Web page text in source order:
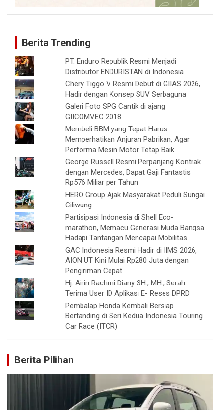
Berita Trending
PT. Enduro Republik Resmi Menjadi
Distributor ENDURISTAN di Indonesia
Chery Tiggo V Resmi Debut di GIIAS 2026,
Hadir dengan Konsep SUV Serbaguna
Galeri Foto SPG Cantik di ajang
GIICOMVEC 2018
Membeli BBM yang Tepat Harus
Memperhatikan Anjuran Pabrikan, Agar
Performa Mesin Motor Tetap Baik
George Russell Resmi Perpanjang Kontrak
dengan Mercedes, Dapat Gaji Fantastis
Rp576 Miliar per Tahun
HERO Group Ajak Masyarakat Peduli Sungai
Ciliwung
Partisipasi Indonesia di Shell Eco-
marathon, Memacu Generasi Muda Bangsa
Hadapi Tantangan Mencapai Mobilitas
GAC Indonesia Resmi Hadir di IIMS 2026,
AION UT Kini Mulai Rp280 Juta dengan
Pengiriman Cepat
Hj. Airin Rachmi Diany SH., MH., Serah
Terima User ID Aplikasi E- Reses DPRD
Pembalap Honda Kembali Bersiap
Bertanding di Seri Kedua Indonesia Touring
Car Race (ITCR)
Berita Pilihan